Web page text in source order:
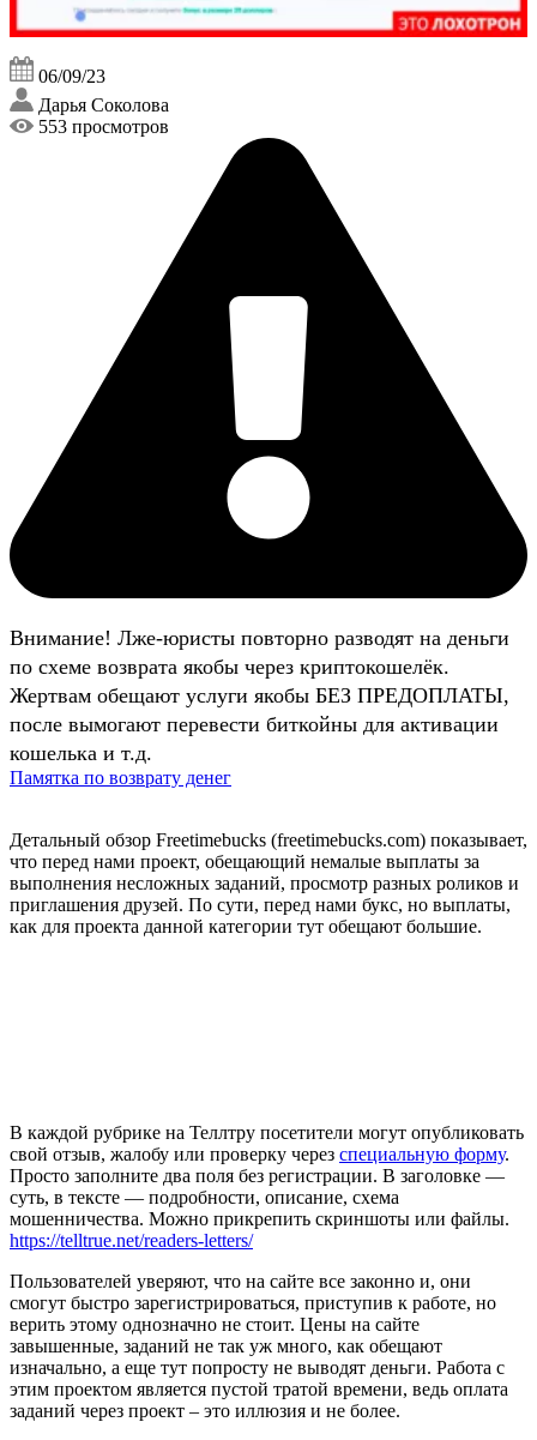
06/09/23
Дарья Соколова
553 просмотров
Внимание! Лже-юристы повторно разводят на деньги
по схеме возврата якобы через криптокошелёк.
Жертвам обещают услуги якобы БЕЗ ПРЕДОПЛАТЫ,
после вымогают перевести биткойны для активации
кошелька и т.д.
Памятка по возврату денег
Детальный обзор Freetimebucks (freetimebucks.com) показывает,
что перед нами проект, обещающий немалые выплаты за
выполнения несложных заданий, просмотр разных роликов и
приглашения друзей. По сути, перед нами букс, но выплаты,
как для проекта данной категории тут обещают большие.
В каждой рубрике на Теллтру посетители могут опубликовать
свой отзыв, жалобу или проверку через специальную форму.
Просто заполните два поля без регистрации. В заголовке —
суть, в тексте — подробности, описание, схема
мошенничества. Можно прикрепить скриншоты или файлы.
https://telltrue.net/readers-letters/
Пользователей уверяют, что на сайте все законно и, они
смогут быстро зарегистрироваться, приступив к работе, но
верить этому однозначно не стоит. Цены на сайте
завышенные, заданий не так уж много, как обещают
изначально, а еще тут попросту не выводят деньги. Работа с
этим проектом является пустой тратой времени, ведь оплата
заданий через проект – это иллюзия и не более.